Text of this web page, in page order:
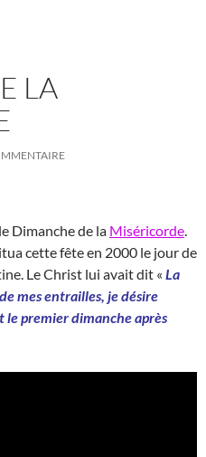
LA
Dimanche de la Miséricorde.
cette fête en 2000 le jour de
Le Christ lui avait dit « La
mes entrailles, je désire
le premier dimanche après